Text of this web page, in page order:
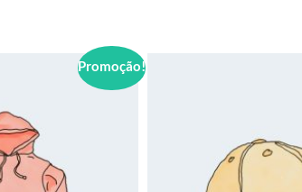
Promoção!